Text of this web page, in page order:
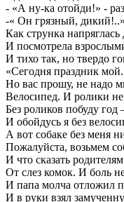
- «А ну-ка отойди!» -
-« Он грязный,
Как струнка напряглась
И посмотрела
И тихо так, но твердо
«Сегодня праздник
Но вас прошу, не надо
Велосипед. И ролики
Без роликов побуду год
И обойдусь я без
А вот собаке без меня
Пожалуйста, возьмем
И что сказать
От слез комок. И боль
И папа молча отложил
И в руки взял